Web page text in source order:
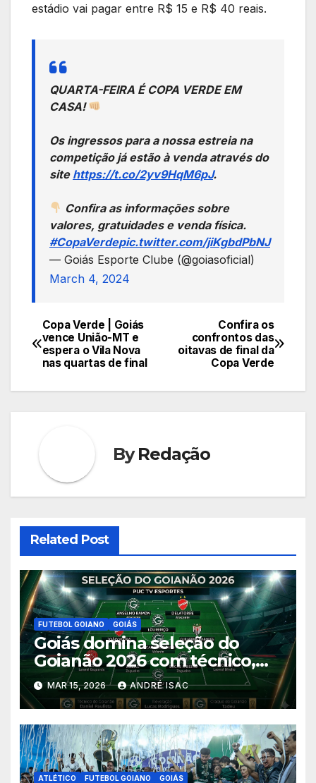
estádio vai pagar entre R$ 15 e R$ 40 reais.
QUARTA-FEIRA É COPA VERDE EM
CASA!
Os ingressos para a nossa estreia na
competição já estão à venda através do
site https://t.co/2yv9HqM6pJ.
Confira as informações sobre
valores, gratuidades e venda física.
#CopaVerdepic.twitter.com/jiKgbdPbNJ
— Goiás Esporte Clube (@goiasoficial)
March 4, 2024
Navegação
de
Post
Confira os
confrontos das
oitavas de final da
Copa Verde
Copa Verde | Goiás
vence União-MT e
espera o Vila Nova
nas quartas de final
ByRedação
Related Post
FUTEBOL GOIANO GOIÁS
Goiás domina seleção do
Goianão 2026 com técnico,
sete jogadores, revelação e
craque do campeonato
MAR 15, 2026 ANDRÉ ISAC
ATLÉTICO FUTEBOL GOIANO GOIÁS